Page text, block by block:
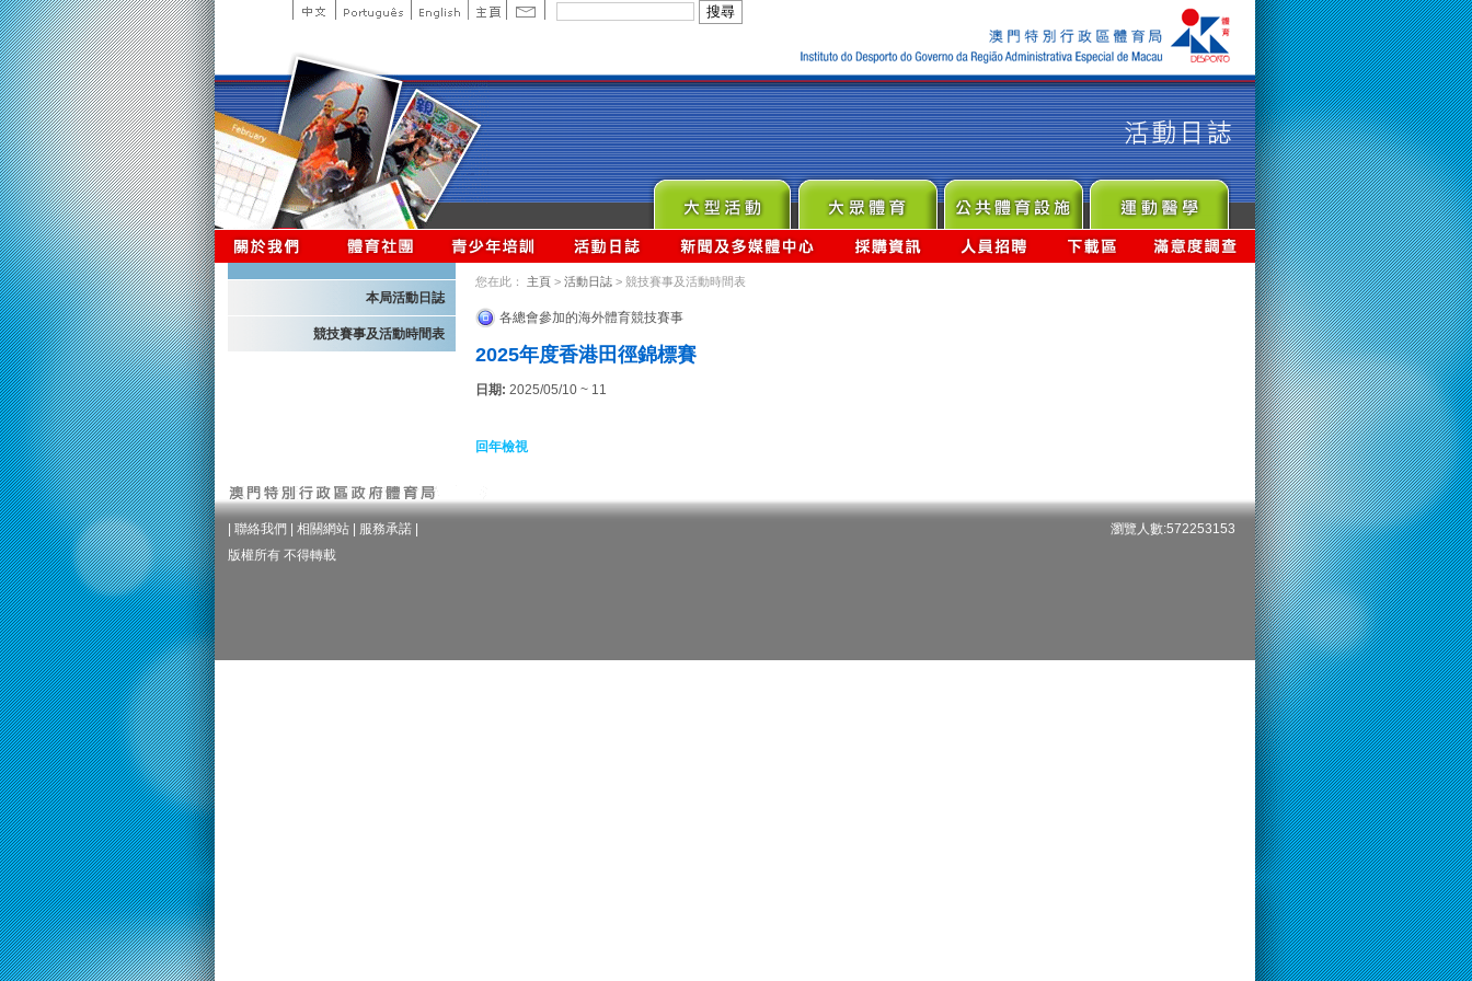
本局活動日誌
競技賽事及活動時間表
您在此： 主頁 > 活動日誌 > 競技賽事及活動時間表
各總會參加的海外體育競技賽事
2025年度香港田徑錦標賽
日期: 2025/05/10 ~ 11
回年檢視
聯絡我們 相關網站 服務承諾
版權所有 不得轉載
瀏覽人數:572253153